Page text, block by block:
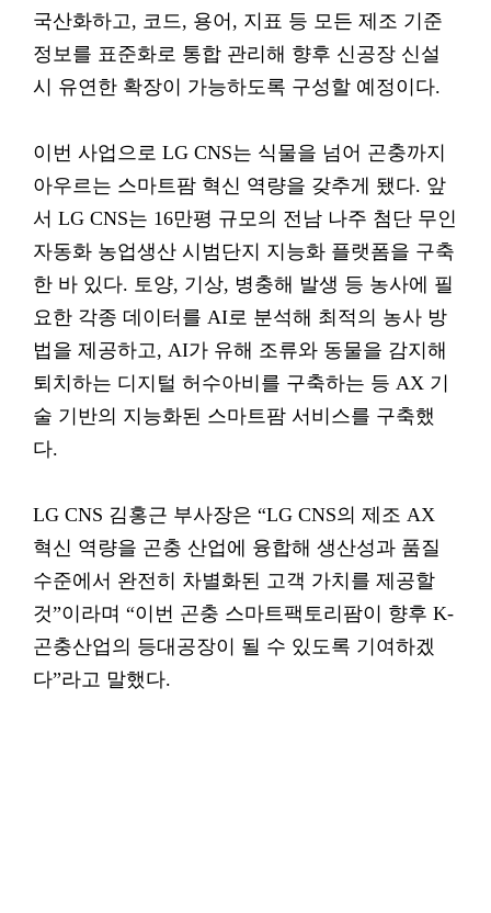
국산화하고, 코드, 용어, 지표 등 모든 제조 기준
정보를 표준화로 통합 관리해 향후 신공장 신설
시 유연한 확장이 가능하도록 구성할 예정이다.
이번 사업으로 LG CNS는 식물을 넘어 곤충까지
아우르는 스마트팜 혁신 역량을 갖추게 됐다. 앞
서 LG CNS는 16만평 규모의 전남 나주 첨단 무인
자동화 농업생산 시범단지 지능화 플랫폼을 구축
한 바 있다. 토양, 기상, 병충해 발생 등 농사에 필
요한 각종 데이터를 AI로 분석해 최적의 농사 방
법을 제공하고, AI가 유해 조류와 동물을 감지해
퇴치하는 디지털 허수아비를 구축하는 등 AX 기
술 기반의 지능화된 스마트팜 서비스를 구축했
다.
LG CNS 김홍근 부사장은 “LG CNS의 제조 AX
혁신 역량을 곤충 산업에 융합해 생산성과 품질
수준에서 완전히 차별화된 고객 가치를 제공할
것”이라며 “이번 곤충 스마트팩토리팜이 향후 K-
곤충산업의 등대공장이 될 수 있도록 기여하겠
다”라고 말했다.